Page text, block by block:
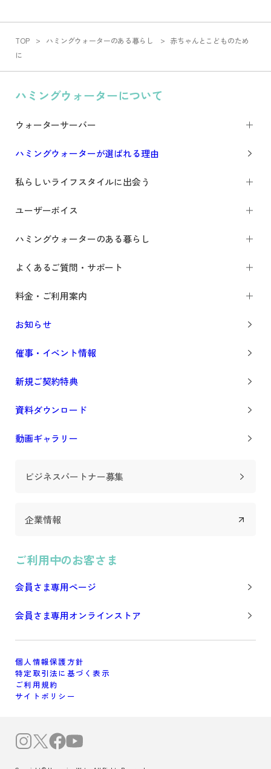
TOP ハミングウォーターのある暮らし
赤ちゃんとこどものため
に
ハミングウォーターについて
ウォーターサーバー
ハミングウォーターが選ばれる理由
私らしいライフスタイルに出会う
ユーザーボイス
ハミングウォーターのある暮らし
よくあるご質問・サポート
料金・ご利用案内
お知らせ
催事・イベント情報
新規ご契約特典
資料ダウンロード
動画ギャラリー
ビジネスパートナー募集
企業情報
ご利用中のお客さま
会員さま専用ページ
会員さま専用オンラインストア
個人情報保護方針
特定取引法に基づく表示
ご利用規約
サイトポリシー